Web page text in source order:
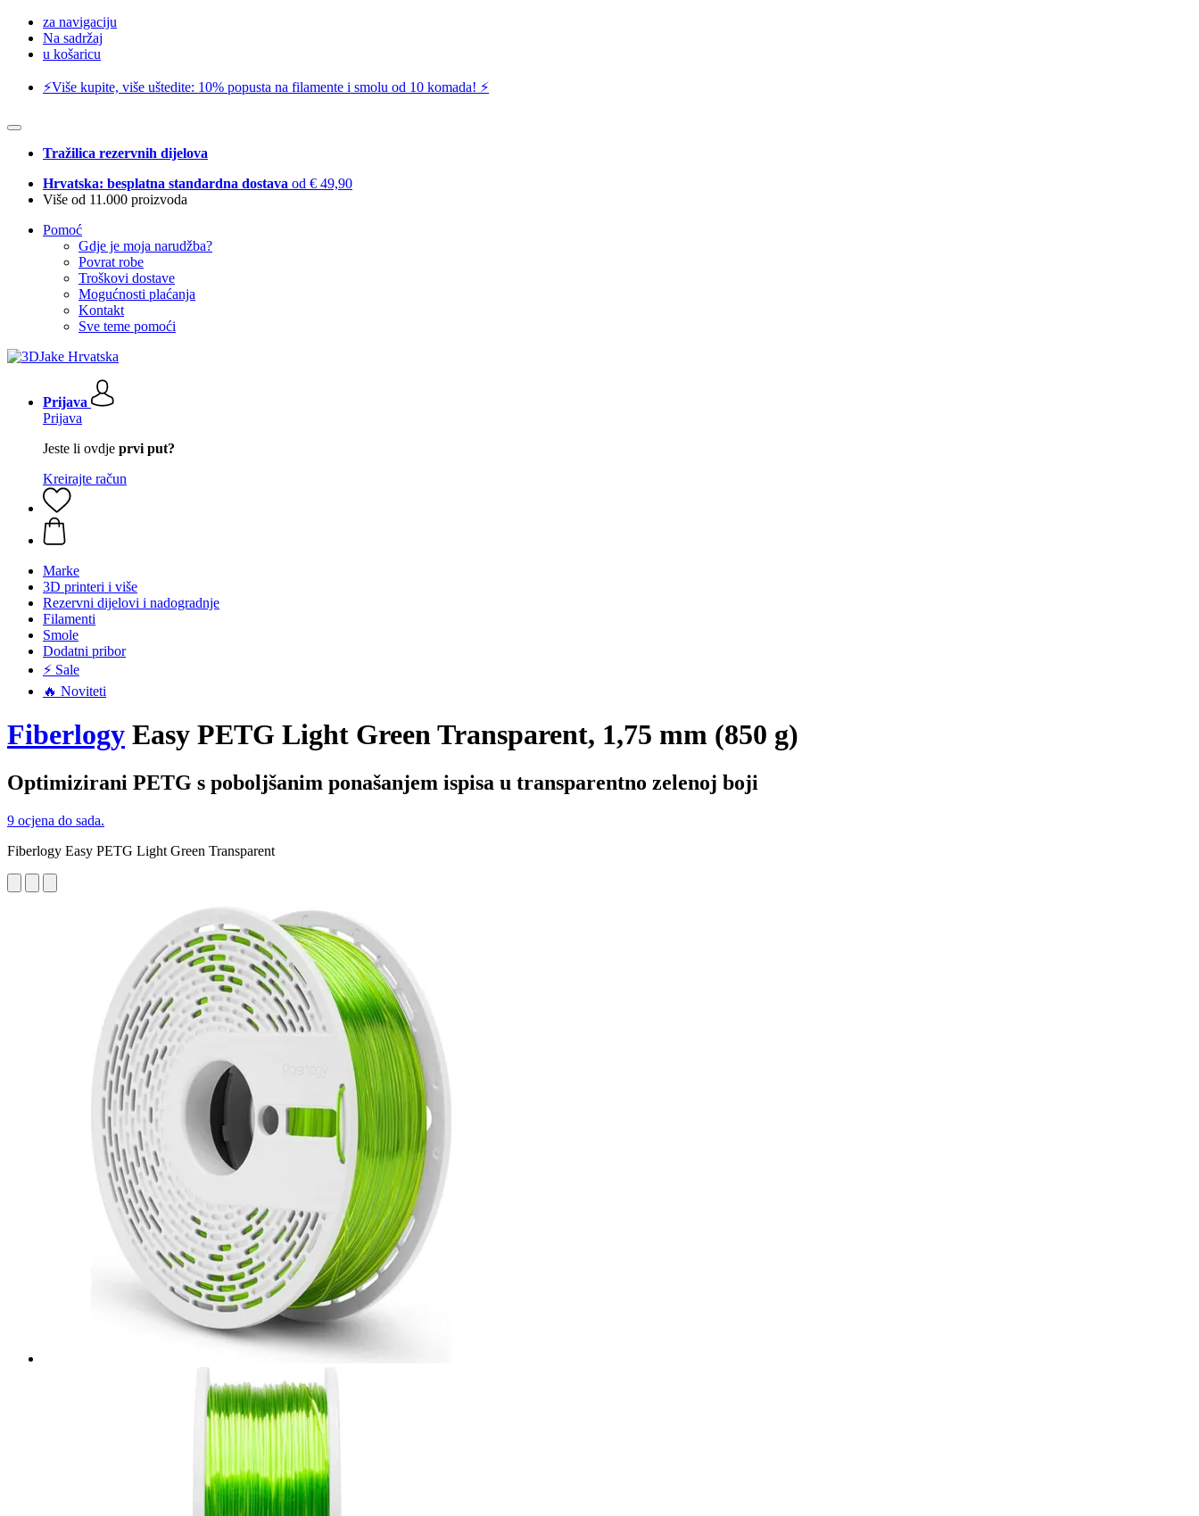
za navigaciju
Na sadržaj
u košaricu
⚡️Više kupite, više uštedite: 10% popusta na filamente i smolu od 10 komada! ⚡️
Tražilica rezervnih dijelova
Hrvatska: besplatna standardna dostava od € 49,90
Više od 11.000 proizvoda
Pomoć
Gdje je moja narudžba?
Povrat robe
Troškovi dostave
Mogućnosti plaćanja
Kontakt
Sve teme pomoći
Prijava
Prijava
Jeste li ovdje prvi put?
Kreirajte račun
Marke
3D printeri i više
Rezervni dijelovi i nadogradnje
Filamenti
Smole
Dodatni pribor
⚡ Sale
🔥 Noviteti
Fiberlogy Easy PETG Light Green Transparent, 1,75 mm (850 g)
Optimizirani PETG s poboljšanim ponašanjem ispisa u transparentno zelenoj boji
9 ocjena do sada.
Fiberlogy Easy PETG Light Green Transparent